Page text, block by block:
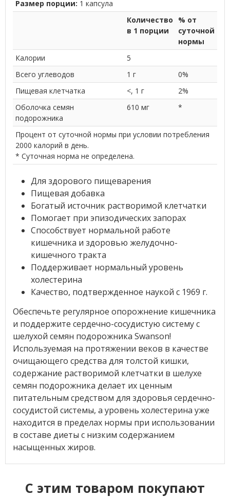
Размер порции: 1 капсула
Количество
в 1 порции
% от
суточной
нормы
Калории
5
Всего углеводов
1 г
0%
Пищевая клетчатка
<, 1 г
2%
Оболочка семян
подорожника
610 мг *
Процент от суточной нормы при условии потребления
2000 калорий в день.
* Суточная норма не определена.
Для здорового пищеварения
Пищевая добавка
Богатый источник растворимой клетчатки
Помогает при эпизодических запорах
Способствует нормальной работе
кишечника и здоровью желудочно-
кишечного тракта
Поддерживает нормальный уровень
холестерина
Качество, подтвержденное наукой с 1969 г.
Обеспечьте регулярное опорожнение кишечника
и поддержите сердечно-сосудистую систему с
шелухой семян подорожника Swanson!
Используемая на протяжении веков в качестве
очищающего средства для толстой кишки,
содержание растворимой клетчатки в шелухе
семян подорожника делает их ценным
питательным средством для здоровья сердечно-
сосудистой системы, а уровень холестерина уже
находится в пределах нормы при использовании
в составе диеты с низким содержанием
насыщенных жиров.
C этим товаром покупают